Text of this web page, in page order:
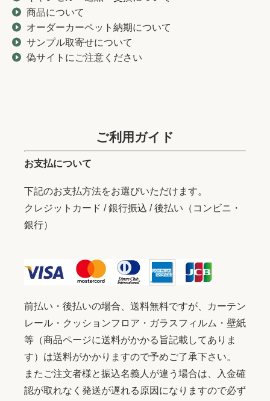
商品について
オーダーカーペット納期について
サンプル取寄せについて
偽サイトにご注意ください
ご利用ガイド
お支払について
下記のお支払方法をお選びいただけます。
クレジットカード / 銀行振込 / 後払い（コンビニ・
銀行）
前払い・後払いの場合、送料無料ですが、カーテン
レール・クッションフロア・ガラスフィルム・壁紙
等（商品ページに送料がかかる旨記載してありま
す）は送料がかかりますので予めご了承下さい。
またご注文者様と振込名義人が違う場合は、入金確
認が取れなく発送が遅れる原因になりますので必ず